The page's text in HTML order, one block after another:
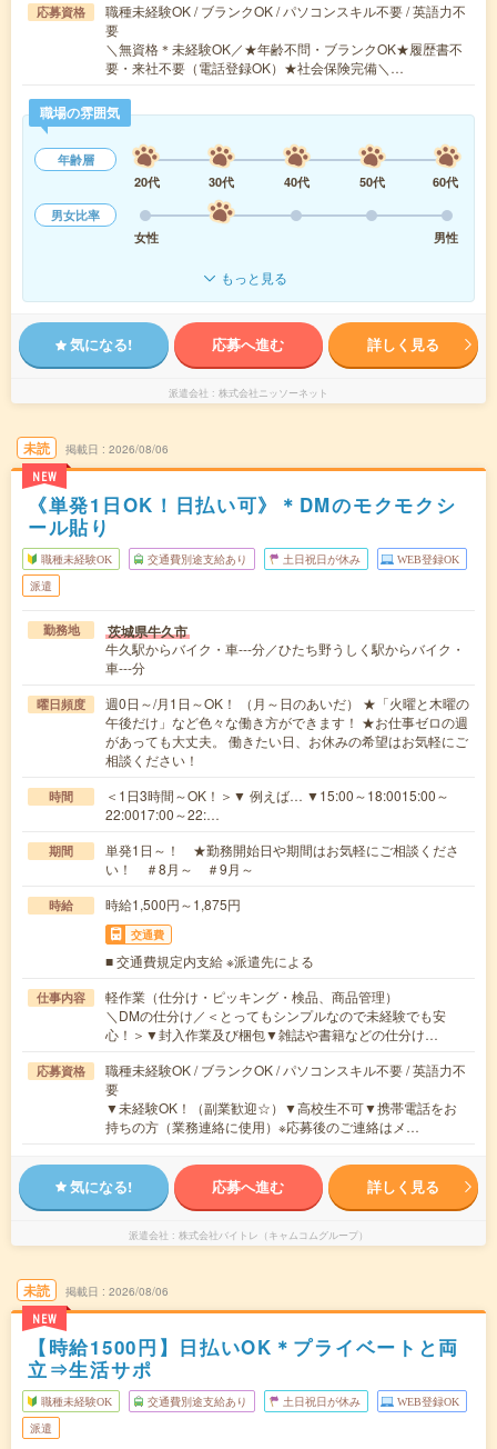
応募資格
職種未経験OK / ブランクOK / パソコンスキル不要 / 英語力不
要
＼無資格＊未経験OK／★年齢不問・ブランクOK★履歴書不
要・来社不要（電話登録OK）★社会保険完備＼…
職場の雰囲気
年齢層
20代
30代 40代 50代
60代
男女比率
女性
男性
もっと見る
気になる! 応募へ進む 詳しく見る
派遣会社 株式会社ニッソーネット
未読
NEW
掲載日 2026/08/06
《単発1日OK！日払い可》＊DMのモクモクシ
ール貼り
職種未経験OK 交通費別途支給あり 土日祝日が休み WEB登録OK
派遣
勤務地 茨城県牛久市
牛久駅からバイク・車---分／ひたち野うしく駅からバイク・
車---分
曜日頻度
週0日～/月1日～OK！ （月～日のあいだ） ★「火曜と木曜の
午後だけ」など色々な働き方ができます！ ★お仕事ゼロの週
があっても大丈夫。 働きたい日、お休みの希望はお気軽にご
相談ください！
時間
＜1日3時間～OK！＞▼ 例えば… ▼15:00～18:0015:00～
22:0017:00～22:…
期間
単発1日～！ ★勤務開始日や期間はお気軽にご相談くださ
い！ ＃8月～ ＃9月～
時給 時給1,500円～1,875円
交通費
■ 交通費規定内支給 ※派遣先による
仕事内容
軽作業（仕分け・ピッキング・検品、商品管理）
＼DMの仕分け／＜とってもシンプルなので未経験でも安
心！＞▼封入作業及び梱包▼雑誌や書籍などの仕分け…
応募資格
職種未経験OK / ブランクOK / パソコンスキル不要 / 英語力不
要
▼未経験OK！（副業歓迎☆）▼高校生不可▼携帯電話をお
持ちの方（業務連絡に使用）※応募後のご連絡はメ…
気になる! 応募へ進む 詳しく見る
派遣会社 株式会社バイトレ（キャムコムグループ）
未読
NEW
掲載日 2026/08/06
【時給1500円】日払いOK＊プライベートと両
立⇒生活サポ
職種未経験OK 交通費別途支給あり 土日祝日が休み WEB登録OK
派遣